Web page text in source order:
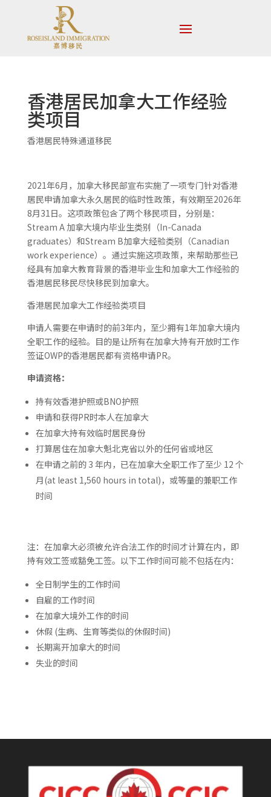
香港居民加拿大工作经验
类项目
香港居民特殊通道移民
2021年6月，加拿大移民部宣布实施了一项专门针对香港
居民申请加拿大永久居民的临时性政策，有效期至2026年
8月31日。这项政策包含了两个移民项目，分别是：
Stream A 加拿大境内毕业生类别（In-Canada
graduates）和Stream B加拿大经验类别（Canadian
work experience）。通过实施这项政策，来帮助那些已
经具有加拿大教育背景的香港毕业生和加拿大工作经验的
香港居民移民尽快移民到加拿大。
香港居民加拿大工作经验类项目
申请人需要在申请时的前3年内，至少拥有1年加拿大境内
全职工作的经验。目的是让所有在加拿大持有开放时工作
签证OWP的香港居民都有资格申请PR。
申请资格：
持有效香港护照或BNO护照
申请和获得PR时本人在加拿大
在加拿大持有效临时居民身份
打算居住在加拿大魁北克省以外的任何省或地区
在申请之前的 3 年内，已在加拿大全职工作了至少 12 个
月(at least 1,560 hours in total)，或等量的兼职工作
时间
注：在加拿大必须被允许合法工作的时间才计算在内，即
持有效工签或豁免工签。以下工作时间可能不包括在内：
全日制学生的工作时间
自雇的工作时间
在加拿大境外工作的时间
休假 (生病、生育等类似的休假时间)
长期离开加拿大的时间
失业的时间